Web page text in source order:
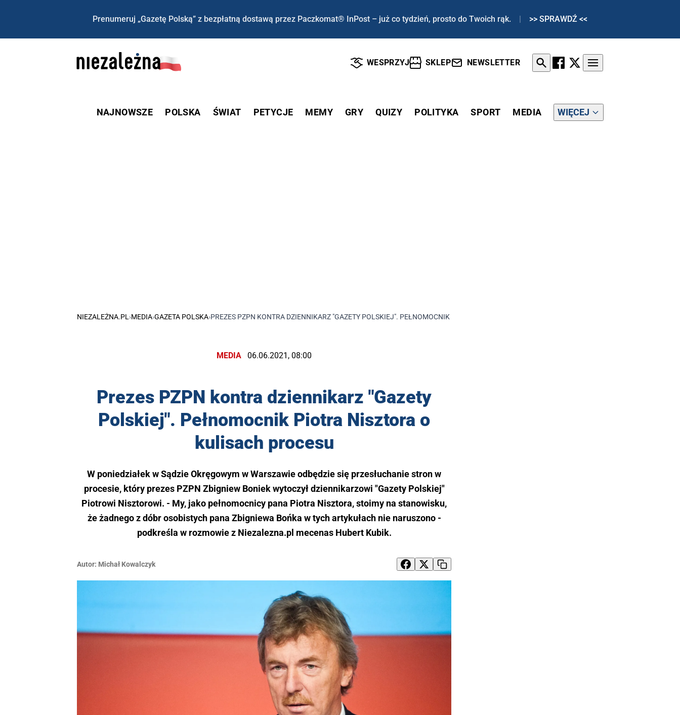
Prenumeruj „Gazetę Polską” z bezpłatną dostawą przez Paczkomat® InPost – już co tydzień, prosto do Twoich rąk. | >> SPRAWDŹ <<
WESPRZYJ SKLEP NEWSLETTER
NAJNOWSZE POLSKA ŚWIAT PETYCJE MEMY GRY QUIZY POLITYKA SPORT MEDIA WIĘCEJ
NIEZALEŻNA.PL ›MEDIA›GAZETA POLSKA›PREZES PZPN KONTRA DZIENNIKARZ "GAZETY POLSKIEJ". PEŁNOMOCNIK PIOTRA NISZTORA O KULISACH PROCESU
MEDIA 06.06.2021, 08:00
Prezes PZPN kontra dziennikarz "Gazety
Polskiej". Pełnomocnik Piotra Nisztora o
kulisach procesu
W poniedziałek w Sądzie Okręgowym w Warszawie odbędzie się przesłuchanie stron w
procesie, który prezes PZPN Zbigniew Boniek wytoczył dziennikarzowi "Gazety Polskiej"
Piotrowi Nisztorowi. - My, jako pełnomocnicy pana Piotra Nisztora, stoimy na stanowisku,
że żadnego z dóbr osobistych pana Zbigniewa Bońka w tych artykułach nie naruszono -
podkreśla w rozmowie z Niezalezna.pl mecenas Hubert Kubik.
Autor: Michał Kowalczyk